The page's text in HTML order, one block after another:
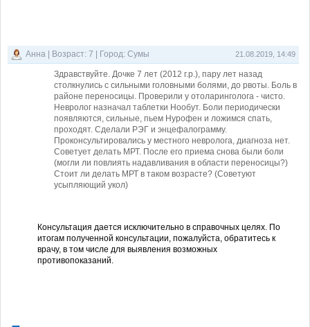
21.08.2019, 14:49
Aнна | Возраст: 7 | Город: Сумы
Здравствуйте. Дочке 7 лет (2012 г.р.), пару лет назад
столкнулись с сильными головными болями, до рвоты. Боль в
районе переносицы. Проверили у отоларинголога - чисто.
Невролог назначал таблетки Нообут. Боли периодически
появляются, сильные, пьем Нурофен и ложимся спать,
проходят. Сделали РЭГ и энцефалограмму.
Проконсультировались у местного невролога, диагноза нет.
Советует делать МРТ. После его приема снова были боли
(могли ли повлиять надавливания в области переносицы?)
Стоит ли делать МРТ в таком возрасте? (Советуют
усыпляющий укол)
Консультация дается исключительно в справочных целях. По
итогам полученной консультации, пожалуйста, обратитесь к
врачу, в том числе для выявления возможных
противопоказаний.